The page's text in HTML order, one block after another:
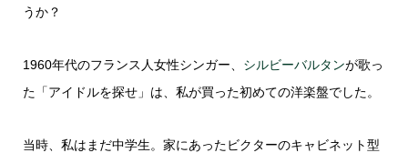
うか？
1960年代のフランス人女性シンガー、 シルビーバルタンが歌っ
た「アイドルを探せ」は、私が買った初めての洋楽盤でした。
当時、私はまだ中学生。家にあったビクターのキャビネット型